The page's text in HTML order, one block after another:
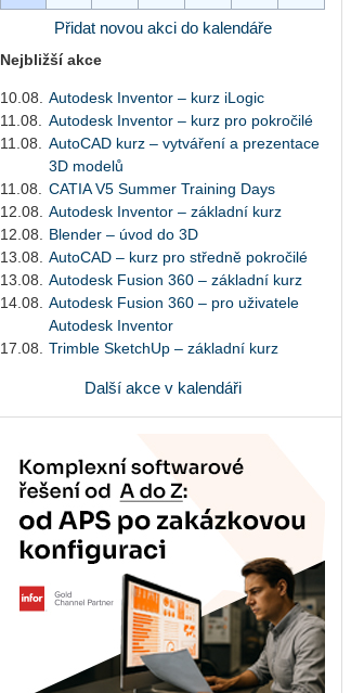
Přidat novou akci do kalendáře
Nejbližší akce
10.08.
Autodesk Inventor – kurz iLogic
11.08.
Autodesk Inventor – kurz pro pokročilé
11.08.
AutoCAD kurz – vytváření a prezentace
3D modelů
11.08.
CATIA V5 Summer Training Days
12.08.
Autodesk Inventor – základní kurz
12.08.
Blender – úvod do 3D
13.08.
AutoCAD – kurz pro středně pokročilé
13.08.
Autodesk Fusion 360 – základní kurz
14.08.
Autodesk Fusion 360 – pro uživatele
Autodesk Inventor
17.08.
Trimble SketchUp – základní kurz
Další akce v kalendáři